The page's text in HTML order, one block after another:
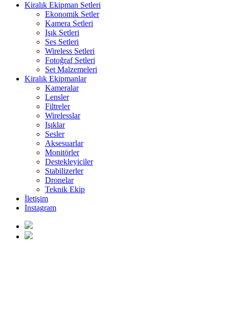
Kiralık Ekipman Setleri
Ekonomik Setler
Kamera Setleri
Işık Setleri
Ses Setleri
Wireless Setleri
Fotoğraf Setleri
Set Malzemeleri
Kiralık Ekipmanlar
Kameralar
Lensler
Filtreler
Wirelesslar
Işıklar
Sesler
Aksesuarlar
Monitörler
Destekleyiciler
Stabilizerler
Dronelar
Teknik Ekip
İletişim
İnstagram